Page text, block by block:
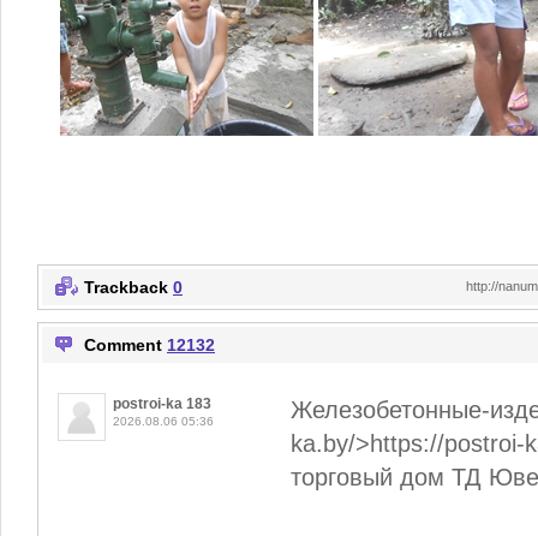
Trackback 0 http://
Comment 12132
postroi-ka 183
2026.08.06 05:36
Железобетонные-
ka.by/>https://postroi-
торговый дом ТД